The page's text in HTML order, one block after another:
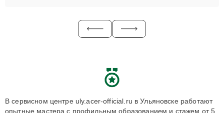
В сервисном центре uly.acer-official.ru в Ульяновске работают
опытные мастера с профильным образованием и стажем от 5